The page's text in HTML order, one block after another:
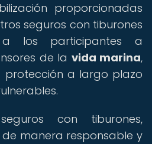
proporcionadas
seguros con tiburones
a los participantes a
de la vida marina,
protección a largo plazo
con tiburones,
manera responsable y